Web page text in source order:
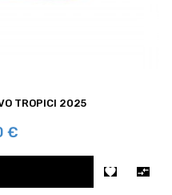
TROPICI 2025
€
 